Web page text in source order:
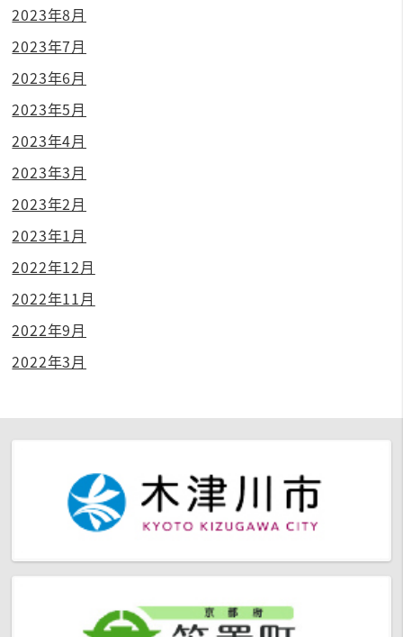
2023年8月
2023年7月
2023年6月
2023年5月
2023年4月
2023年3月
2023年2月
2023年1月
2022年12月
2022年11月
2022年9月
2022年3月